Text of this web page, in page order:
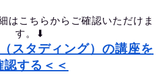
はこちらからご確認いただけま
す。⬇︎
スタディング）の講座を
認する＜＜